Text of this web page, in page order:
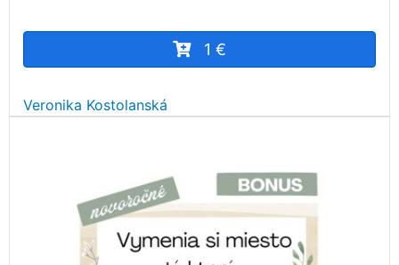
1 €
Veronika Kostolanská